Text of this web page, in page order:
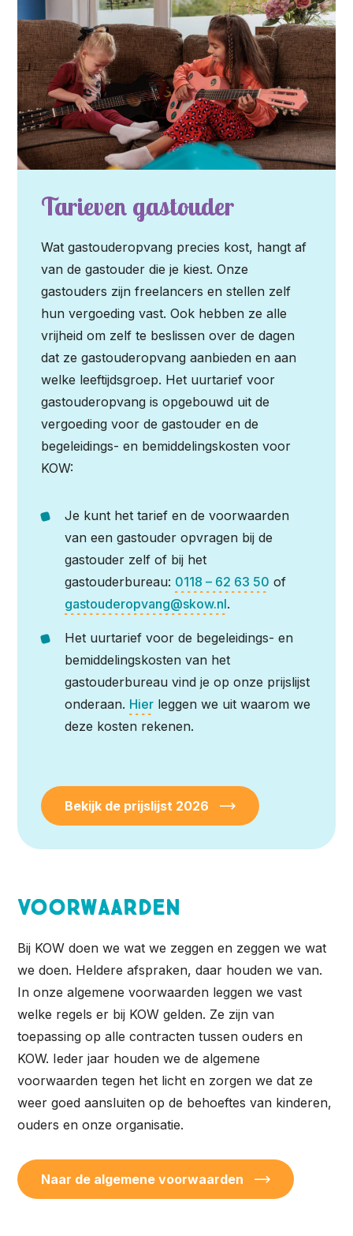
Tarieven gastouder
Wat gastouderopvang precies kost, hangt af
van de gastouder die je kiest. Onze
gastouders zijn freelancers en stellen zelf
hun vergoeding vast. Ook hebben ze alle
vrijheid om zelf te beslissen over de dagen
dat ze gastouderopvang aanbieden en aan
welke leeftijdsgroep. Het uurtarief voor
gastouderopvang is opgebouwd uit de
vergoeding voor de gastouder en de
begeleidings- en bemiddelingskosten voor
KOW:
Je kunt het tarief en de voorwaarden
van een gastouder opvragen bij de
gastouder zelf of bij het
gastouderbureau: 0118 – 62 63 50 of
gastouderopvang@skow.nl.
Het uurtarief voor de begeleidings- en
bemiddelingskosten van het
gastouderbureau vind je op onze prijslijst
onderaan. Hier leggen we uit waarom we
deze kosten rekenen.
Bekijk de prijslijst 2026
Voorwaarden
Bij KOW doen we wat we zeggen en zeggen we wat
we doen. Heldere afspraken, daar houden we van.
In onze algemene voorwaarden leggen we vast
welke regels er bij KOW gelden. Ze zijn van
toepassing op alle contracten tussen ouders en
KOW. Ieder jaar houden we de algemene
voorwaarden tegen het licht en zorgen we dat ze
weer goed aansluiten op de behoeftes van kinderen,
ouders en onze organisatie.
Naar de algemene voorwaarden